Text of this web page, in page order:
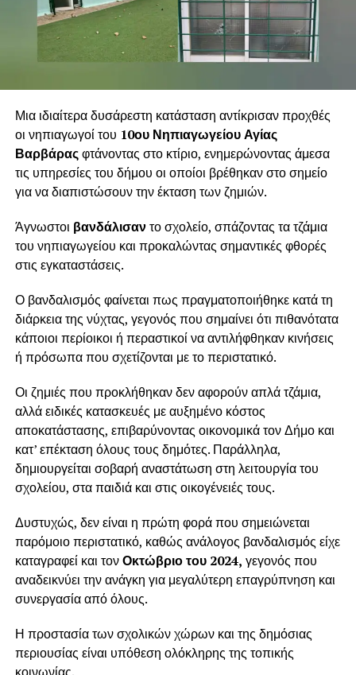
Μια ιδιαίτερα δυσάρεστη κατάσταση αντίκρισαν προχθές
οι νηπιαγωγοί του 10ου Νηπιαγωγείου Αγίας
Βαρβάραςφτάνοντας στο κτίριο, ενημερώνοντας άμεσα
τις υπηρεσίες του δήμου οι οποίοι βρέθηκαν στο σημείο
για να διαπιστώσουν την έκταση των ζημιών.
Άγνωστοι βανδάλισαντο σχολείο, σπάζοντας τα τζάμια
του νηπιαγωγείου και προκαλώντας σημαντικές φθορές
στις εγκαταστάσεις.
Ο βανδαλισμός φαίνεται πως πραγματοποιήθηκε κατά τη
διάρκεια της νύχτας, γεγονός που σημαίνει ότι πιθανότατα
κάποιοι περίοικοι ή περαστικοί να αντιλήφθηκαν κινήσεις
ή πρόσωπα που σχετίζονται με το περιστατικό.
Οι ζημιές που προκλήθηκαν δεν αφορούν απλά τζάμια,
αλλά ειδικές κατασκευές με αυξημένο κόστος
αποκατάστασης, επιβαρύνοντας οικονομικά τον Δήμο και
κατ’ επέκταση όλους τους δημότες. Παράλληλα,
δημιουργείται σοβαρή αναστάτωση στη λειτουργία του
σχολείου, στα παιδιά και στις οικογένειές τους.
Δυστυχώς, δεν είναι η πρώτη φορά που σημειώνεται
παρόμοιο περιστατικό, καθώς ανάλογος βανδαλισμός είχε
καταγραφεί και τονΟκτώβριο του 2024, γεγονός που
αναδεικνύει την ανάγκη για μεγαλύτερη επαγρύπνηση και
συνεργασία από όλους.
Η προστασία των σχολικών χώρων και της δημόσιας
περιουσίας είναι υπόθεση ολόκληρης της τοπικής